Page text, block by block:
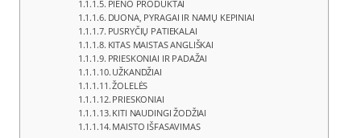
PIENO PRODUKTAI
DUONA, PYRAGAI IR NAMŲ KEPINIAI
PUSRYČIŲ PATIEKALAI
KITAS MAISTAS ANGLIŠKAI
PRIESKONIAI IR PADAŽAI
UŽKANDŽIAI
ŽOLELĖS
PRIESKONIAI
KITI NAUDINGI ŽODŽIAI
MAISTO IŠFASAVIMAS